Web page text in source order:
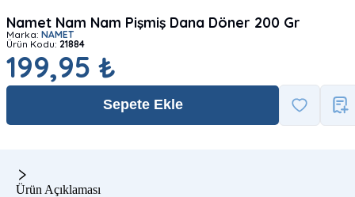
Namet Nam Nam Pişmiş Dana Döner 200 Gr
Marka: NAMET
Ürün Kodu: 21884
199,95 ₺
Sepete Ekle
Ürün Açıklaması